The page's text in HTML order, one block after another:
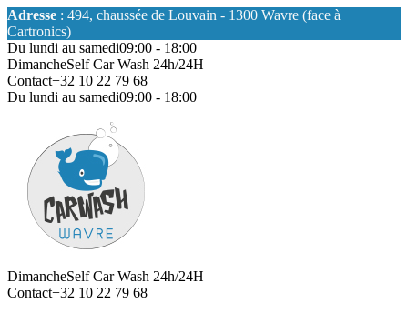
Adresse : 494, chaussée de Louvain - 1300 Wavre (face à
Cartronics)
Du lundi au samedi09:00 - 18:00
DimancheSelf Car Wash 24h/24H
Contact+32 10 22 79 68
Du lundi au samedi09:00 - 18:00
DimancheSelf Car Wash 24h/24H
Contact+32 10 22 79 68